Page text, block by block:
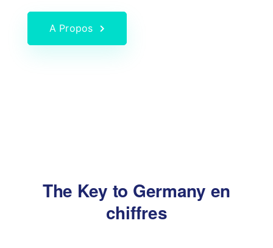
A Propos
The Key to Germany en
chiffres